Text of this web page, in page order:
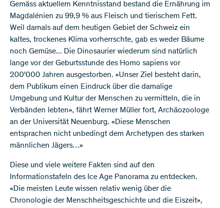
Gemäss aktuellem Kenntnisstand bestand die Ernährung im
Magdalénien zu 99,9 % aus Fleisch und tierischem Fett.
Weil damals auf dem heutigen Gebiet der Schweiz ein
kaltes, trockenes Klima vorherrschte, gab es weder Bäume
noch Gemüse... Die Dinosaurier wiederum sind natürlich
lange vor der Geburtsstunde des Homo sapiens vor
200'000 Jahren ausgestorben. «Unser Ziel besteht darin,
dem Publikum einen Eindruck über die damalige
Umgebung und Kultur der Menschen zu vermitteln, die in
Verbänden lebten», fährt Werner Müller fort, Archäozoologe
an der Universität Neuenburg. «Diese Menschen
entsprachen nicht unbedingt dem Archetypen des starken
männlichen Jägers…»
Diese und viele weitere Fakten sind auf den
Informationstafeln des Ice Age Panorama zu entdecken.
«Die meisten Leute wissen relativ wenig über die
Chronologie der Menschheitsgeschichte und die Eiszeit»,